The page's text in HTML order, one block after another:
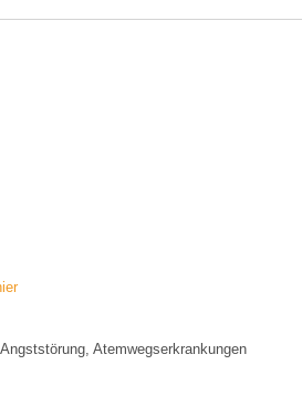
Atemwegserkrankungen